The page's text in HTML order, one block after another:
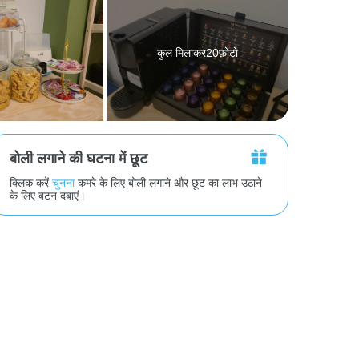
कुल मिलाकर20फ़ोटो
बोली लगाने की घटना में छूट
क्लिक करेंचुननाकमरे के लिए बोली लगाने और छूट का लाभ उठाने
के लिए बटन दबाएं।